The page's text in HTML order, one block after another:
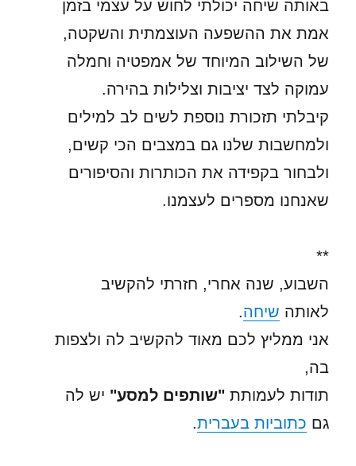
באותה שיחה יכולתי לחוש על עצמי בזמן
אמת את ההשפעה העוצמתית והשקטה,
של השילוב המיוחד של אמפטיה וחמלה
עמוקה לצד יציבות וצלילות בהירה.
קיבלתי תזכורת נוספת לשים לב למילים
ולמחשבות שלנו גם במצבים הכי קשים,
ולבחור בקפידה את הכותרות והסיפורים
שאנחנו מספרים לעצמנו.
**
השבוע, שנה אחרי, חזרתי להקשיב
לאותה שיחה.
אני ממליץ לכם מאוד להקשיב לה ולצפות
בה,
תודות לעמותת"שותפים למסע" יש לה
גם כתוביות בעברית.